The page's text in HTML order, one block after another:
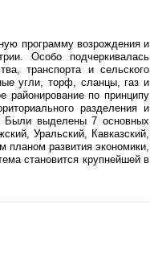
программу возрождения и
Особо подчеркивалась
транспорта и сельского
угли, торф, сланцы, газ и
по принципу
разделения и
Были выделены 7 основных
Уральский, Кавказский,
развития экономики,
становится крупнейшей в